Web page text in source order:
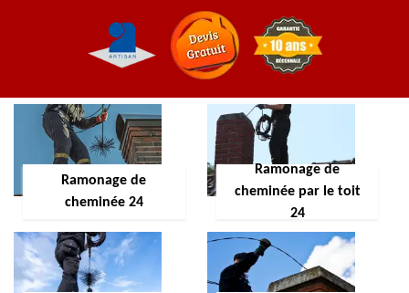
Ramonage de
cheminée 24
Ramonage de
cheminée par le toit
24